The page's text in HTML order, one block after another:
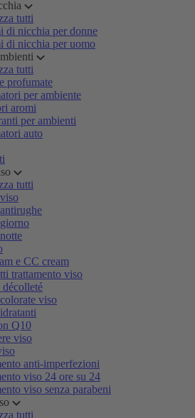
tutti
di nicchia per donne
di nicchia per uomo
tutti
profumate
per ambiente
aromi
per ambienti
auto
tutti
e CC cream
trattamento viso
viso
Q10
viso
anti-imperfezioni
viso 24 ore su 24
viso senza parabeni
tutti